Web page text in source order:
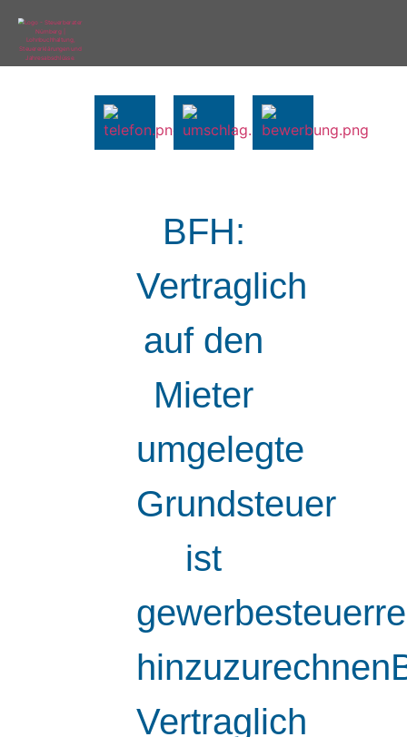
BFH:
Vertraglich
auf den
Mieter
umgelegte
Grundsteuer
ist
Vertraglich